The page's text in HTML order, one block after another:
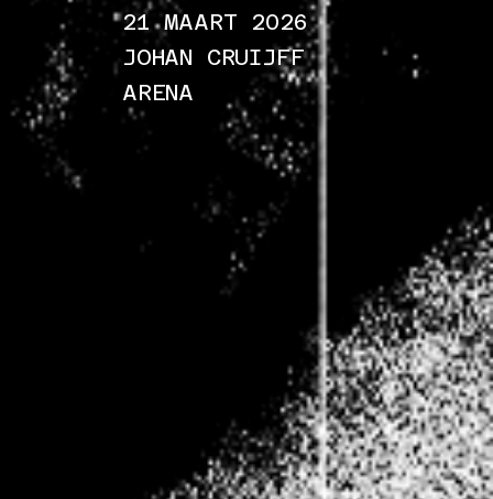
21 MAART 2026
JOHAN CRUIJFF
ARENA